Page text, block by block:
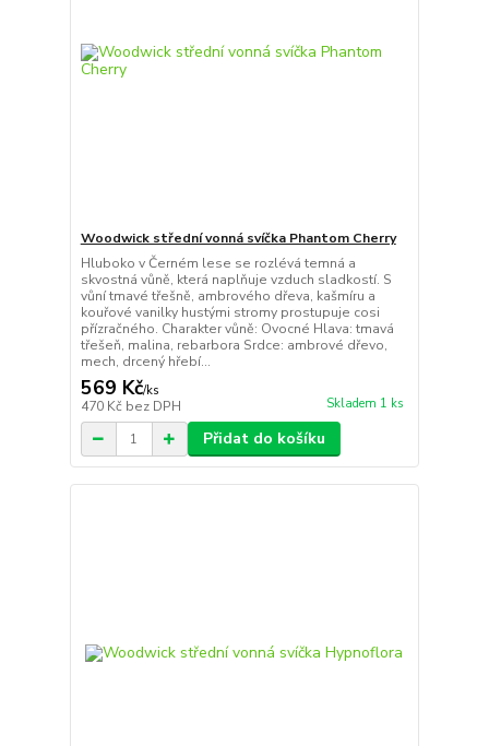
Woodwick střední vonná svíčka Phantom Cherry
Hluboko v Černém lese se rozlévá temná a
skvostná vůně, která naplňuje vzduch sladkostí. S
vůní tmavé třešně, ambrového dřeva, kašmíru a
kouřové vanilky hustými stromy prostupuje cosi
přízračného. Charakter vůně: Ovocné Hlava: tmavá
třešeň, malina, rebarbora Srdce: ambrové dřevo,
mech, drcený hřebí...
569 Kč/ks
470 Kč bez DPH Skladem 1 ks
Přidat do košíku